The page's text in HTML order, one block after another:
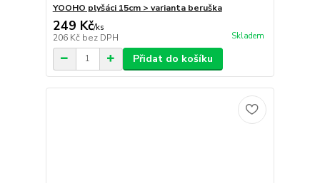
YOOHO plyšáci 15cm > varianta beruška
249 Kč/ks
206 Kč bez DPH Skladem
Přidat do košíku